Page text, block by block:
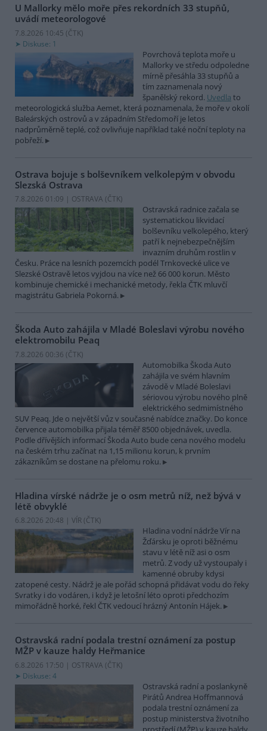
U Mallorky mělo moře přes rekordních 33 stupňů,
uvádí meteorologové
7.8.2026 10:45 (ČTK)
Diskuse: 1
Povrchová teplota moře u
Mallorky ve středu odpoledne
mírně přesáhla 33 stupňů a
tím zaznamenala nový
španělský rekord. Uvedla to
meteorologická služba Aemet, která poznamenala, že moře v okolí
Baleárských ostrovů a v západním Středomoří je letos
nadprůměrně teplé, což ovlivňuje například také noční teploty na
pobřeží.
Ostrava bojuje s bolševníkem velkolepým v obvodu
Slezská Ostrava
7.8.2026 01:09 | OSTRAVA (ČTK)
Ostravská radnice začala se
systematickou likvidací
bolševníku velkolepého, který
patří k nejnebezpečnějším
invazním druhům rostlin v
Česku. Práce na lesních pozemcích podél Trnkovecké ulice ve
Slezské Ostravě letos vyjdou na více než 66 000 korun. Město
kombinuje chemické i mechanické metody, řekla ČTK mluvčí
magistrátu Gabriela Pokorná.
Škoda Auto zahájila v Mladé Boleslavi výrobu nového
elektromobilu Peaq
7.8.2026 00:36 (ČTK)
Automobilka Škoda Auto
zahájila ve svém hlavním
závodě v Mladé Boleslavi
sériovou výrobu nového plně
elektrického sedmimístného
SUV Peaq. Jde o největší vůz v současné nabídce značky. Do konce
července automobilka přijala téměř 8500 objednávek, uvedla.
Podle dřívějších informací Škoda Auto bude cena nového modelu
na českém trhu začínat na 1,15 milionu korun, k prvním
zákazníkům se dostane na přelomu roku.
Hladina vírské nádrže je o osm metrů níž, než bývá v
létě obvyklé
6.8.2026 20:48 | VÍR (ČTK)
Hladina vodní nádrže Vír na
Žďársku je oproti běžnému
stavu v létě níž asi o osm
metrů. Z vody už vystoupaly i
kamenné obruby kdysi
zatopené cesty. Nádrž je ale pořád schopná přidávat vodu do řeky
Svratky i do vodáren, i když je letošní léto oproti předchozím
mimořádně horké, řekl ČTK vedoucí hrázný Antonín Hájek.
Ostravská radní podala trestní oznámení za postup
MŽP v kauze haldy Heřmanice
6.8.2026 17:50 | OSTRAVA (ČTK)
Diskuse: 4
Ostravská radní a poslankyně
Pirátů Andrea Hoffmannová
podala trestní oznámení za
postup ministerstva životního